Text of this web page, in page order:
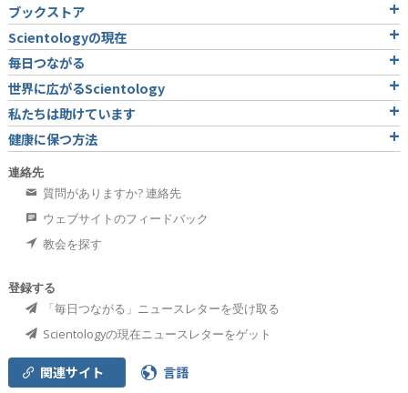
ブックストア
Scientologyの現在
毎日つながる
世界に広がるScientology
私たちは助けています
健康に保つ方法
連絡先
質問がありますか? 連絡先
ウェブサイトのフィードバック
教会を探す
登録する
「毎日つながる」ニュースレターを受け取る
Scientologyの現在ニュースレターをゲット
関連サイト 言語